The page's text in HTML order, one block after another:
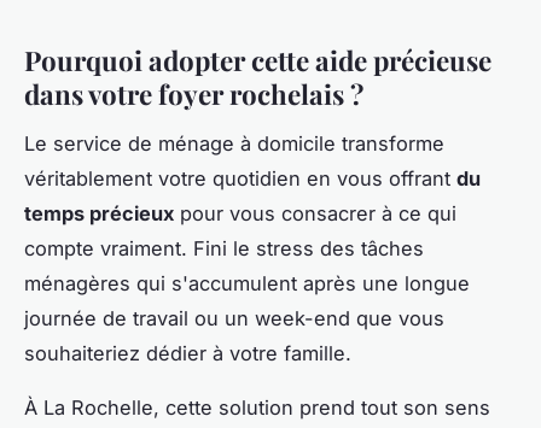
Pourquoi adopter cette aide précieuse
dans votre foyer rochelais ?
Le service de ménage à domicile transforme
véritablement votre quotidien en vous offrant du
temps précieux pour vous consacrer à ce qui
compte vraiment. Fini le stress des tâches
ménagères qui s'accumulent après une longue
journée de travail ou un week-end que vous
souhaiteriez dédier à votre famille.
À La Rochelle, cette solution prend tout son sens